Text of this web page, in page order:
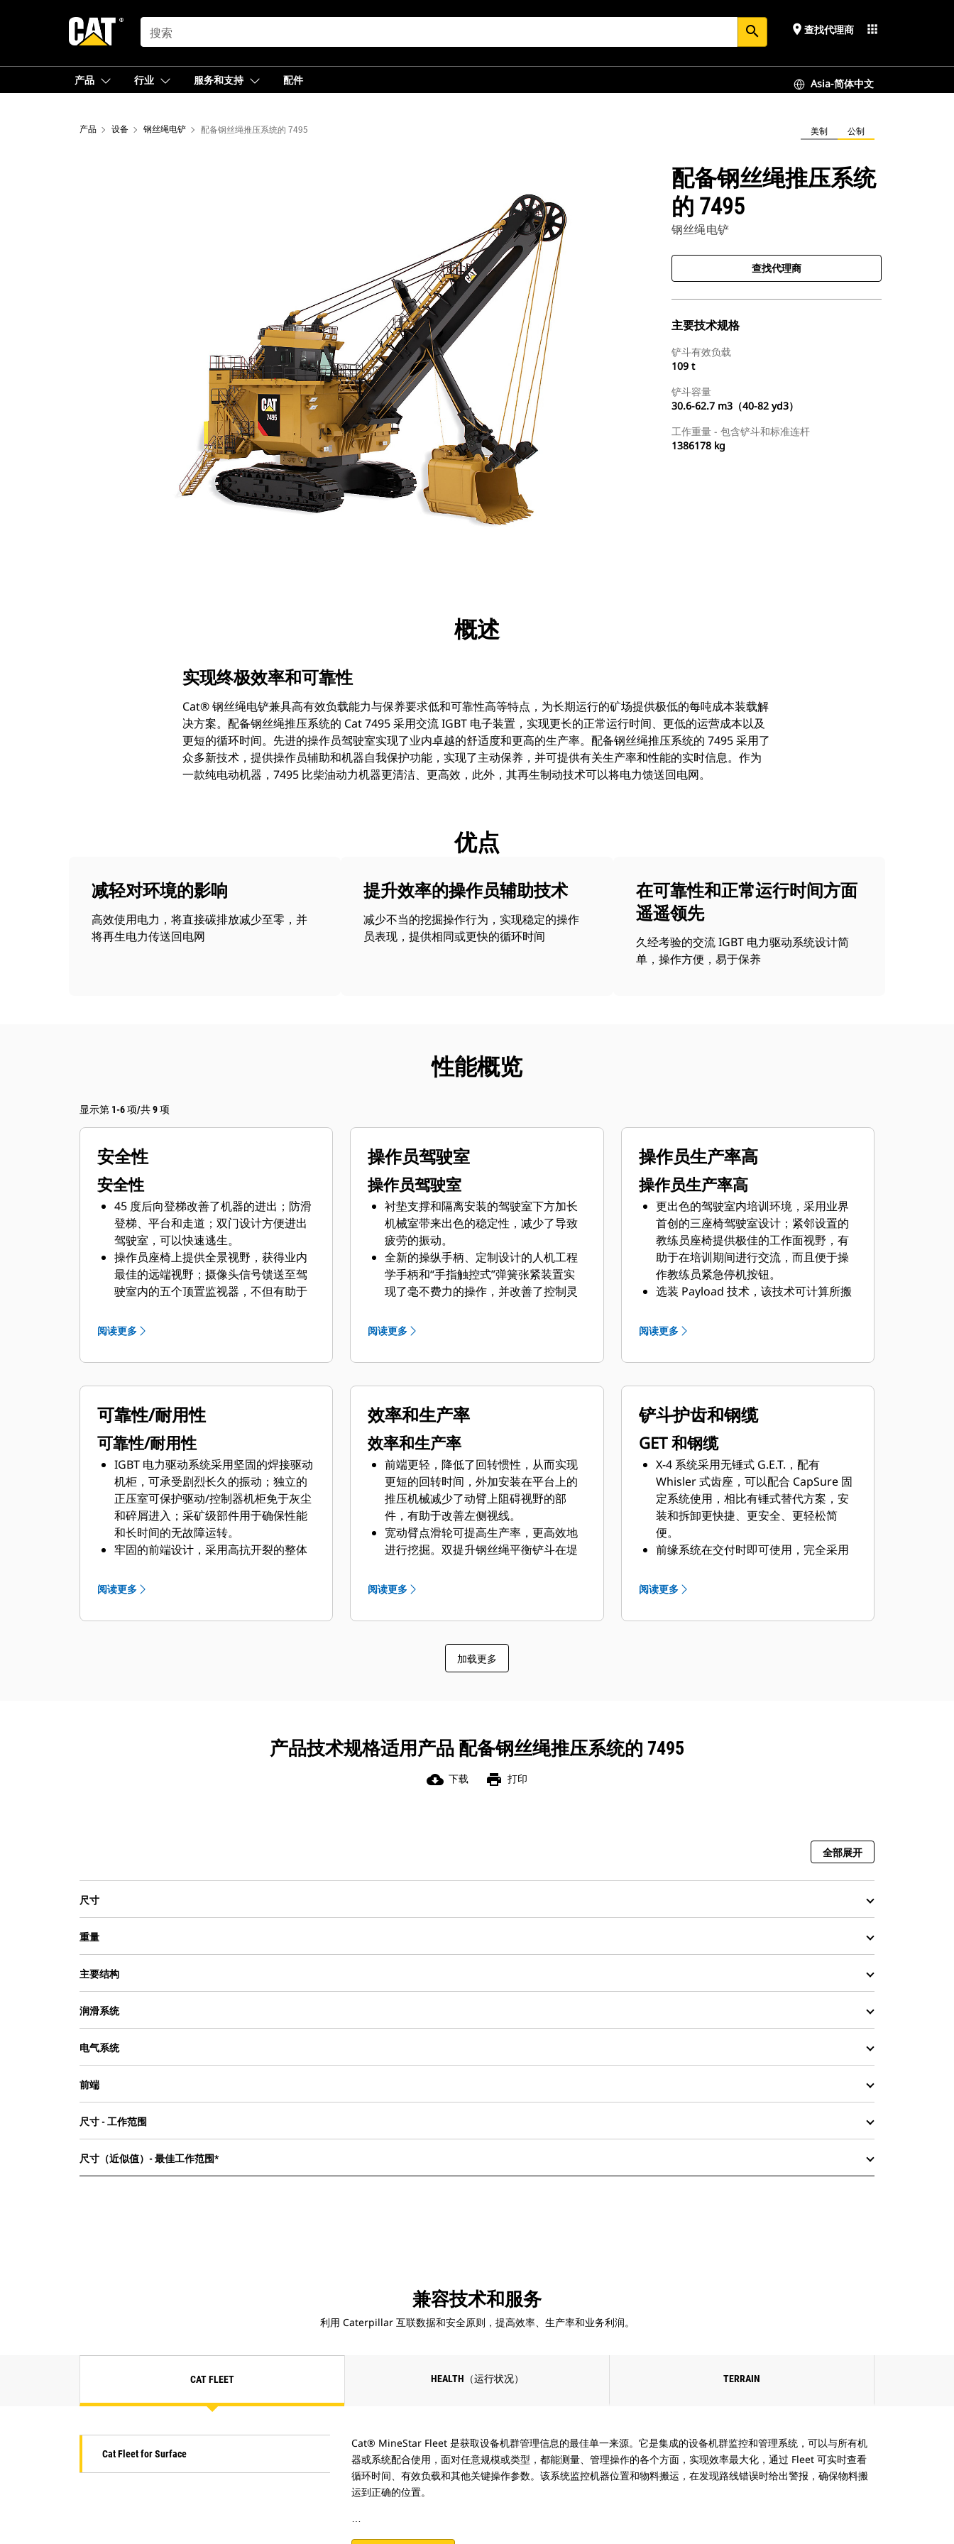
SEARCH search place 查找代理商 apps
产品 行业 服务和支持 配件 Asia-简体中文
产品 设备 钢丝绳电铲 配备钢丝绳推压系统的 7495 美制 公制
配备钢丝绳推压系统
的 7495
钢丝绳电铲
查找代理商
主要技术规格
铲斗有效负载
109 t
铲斗容量
30.6-62.7 m3（40-82 yd3）
工作重量 - 包含铲斗和标准连杆
1386178 kg
展示
概述
实现终极效率和可靠性
Cat® 钢丝绳电铲兼具高有效负载能力与保养要求低和可靠性高等特点，为长期运行的矿场提供极低的每吨成本装载解
决方案。配备钢丝绳推压系统的 Cat 7495 采用交流 IGBT 电子装置，实现更长的正常运行时间、更低的运营成本以及
更短的循环时间。先进的操作员驾驶室实现了业内卓越的舒适度和更高的生产率。配备钢丝绳推压系统的 7495 采用了
众多新技术，提供操作员辅助和机器自我保护功能，实现了主动保养，并可提供有关生产率和性能的实时信息。作为
一款纯电动机器，7495 比柴油动力机器更清洁、更高效，此外，其再生制动技术可以将电力馈送回电网。
优点
减轻对环境的影响
高效使用电力，将直接碳排放减少至零，并
将再生电力传送回电网
提升效率的操作员辅助技术
减少不当的挖掘操作行为，实现稳定的操作
员表现，提供相同或更快的循环时间
在可靠性和正常运行时间方面
遥遥领先
久经考验的交流 IGBT 电力驱动系统设计简
单，操作方便，易于保养
性能概览
显示第 1-6 项/共 9 项
安全性
安全性
45 度后向登梯改善了机器的进出；防滑
登梯、平台和走道；双门设计方便进出
驾驶室，可以快速逃生。
操作员座椅上提供全景视野，获得业内
最佳的远端视野；摄像头信号馈送至驾
驶室内的五个顶置监视器，不但有助于
作业环境的了解；以及高效、可调整的
操作员培训座椅有利于安全地对操作员
安装在平台上的推压机械使大部分的推
压保养工作能够在机械室平台的保护下
完成，保养工作更安全；储能位置有清
晰标示；以及上锁/挂签点。
电气系统采用了增强安全功能，高压直
流母线位于驱动机柜的背面；集中式控
制装置机架使得在进行故障排除时人员
可以远离高压部件；防护装置阻止了感
应电流，消除了对高频胶接的需求。
阅读更多
操作员驾驶室
操作员驾驶室
衬垫支撑和隔离安装的驾驶室下方加长
机械室带来出色的稳定性，减少了导致
疲劳的振动。
全新的操纵手柄、定制设计的人机工程
学手柄和“手指触控式”弹簧张紧装置实
现了毫不费力的操作，并改善了控制灵
温控系统自动保持预设温度。
扶手和脚踏板可以调整，完美地适应各
员可根据自身喜好调整幕亮度和对比
度。
阅读更多
操作员生产率高
操作员生产率高
更出色的驾驶室内培训环境，采用业界
首创的三座椅驾驶室设计；紧邻设置的
教练员座椅提供极佳的工作面视野，有
助于在培训期间进行交流，而且便于操
作教练员紧急停机按钮。
选装 Payload 技术，该技术可计算所搬
使得操作员可以调查装载效率和班次表
选装操作员辅助功能 – 增强运动控制功
操作员操作时均能发挥出稳定的性能，
并提供相同或更快的循环时间。
阅读更多
可靠性/耐用性
可靠性/耐用性
IGBT 电力驱动系统采用坚固的焊接驱动
机柜，可承受剧烈长久的振动；独立的
正压室可保护驱动/控制器机柜免于灰尘
和碎屑进入；采矿级部件用于确保性能
和长时间的无故障运转。
牢固的前端设计，采用高抗开裂的整体
传送到提升钢丝绳，延长动臂和斗杆使
吸收反冲力，减少了动臂/斗杆接合处的
设计，消除了扭转应力，减少开裂并延
滚筒凸缘提供大块履带链节接触面积，
从而延长滚筒和链节的使用寿命，跨式
安装的滚轮改善了部件磨损情况并延长
其使用寿命。
阅读更多
效率和生产率
效率和生产率
前端更轻，降低了回转惯性，从而实现
更短的回转时间，外加安装在平台上的
推压机械减少了动臂上阻碍视野的部
件，有助于改善左侧视线。
宽动臂点滑轮可提高生产率，更高效地
进行挖掘。双提升钢丝绳平衡铲斗在堤
需要的地方。
提高效率。
FastFil 铲斗可提高填充系数，这要归功
于梯形铲斗可以适应负载的自然形态。
700 毫秒。
第三轨回转系统设计用于延长电铲回转
寿命和加快填充卡车的速度，提供最佳
的速度和循环时间。
阅读更多
铲斗护齿和钢缆
GET 和钢缆
X-4 系统采用无锤式 G.E.T.，配有
Whisler 式齿座，可以配合 CapSure 固
定系统使用，相比有锤式替代方案，安
装和拆卸更快捷、更安全、更轻松简
便。
前缘系统在交付时即可使用，完全采用
少磨损并延长前缘使用寿命。
式，也可以采用传统的 C 形卡箍和楔块
缩和推压钢绳以及开斗钢绳和吊线钢
阅读更多
加载更多
产品技术规格适用产品 配备钢丝绳推压系统的 7495
cloud_download 下载 print 打印
全部展开
尺寸
重量
主要结构
润滑系统
电气系统
前端
尺寸 - 工作范围
尺寸（近似值）- 最佳工作范围*
兼容技术和服务
利用 Caterpillar 互联数据和安全原则，提高效率、生产率和业务利润。
CAT FLEET HEALTH（运行状况） TERRAIN
Cat Fleet for Surface
Cat® MineStar Fleet 是获取设备机群管理信息的最佳单一来源。它是集成的设备机群监控和管理系统，可以与所有机
器或系统配合使用，面对任意规模或类型，都能测量、管理操作的各个方面，实现效率最大化，通过 Fleet 可实时查看
循环时间、有效负载和其他关键操作参数。该系统监控机器位置和物料搬运，在发现路线错误时给出警报，确保物料搬
运到正确的位置。